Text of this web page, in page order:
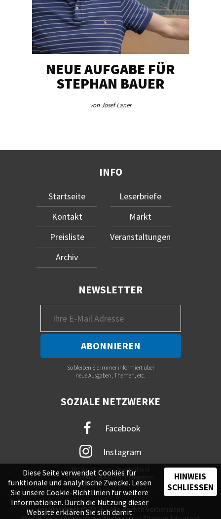
NEUE AUFGABE FÜR
STEPHAN BAUER
von Josef Laner
INFO
Startseite
Kontakt
Preisliste
Archiv
Leserbriefe
Markt
Veranstaltungen
NEWSLETTER
So bleiben Sie immer informiert über
neue Ausgaben, Themen, etc.
SOZIALE NETZWERKE
Facebook
Instagram
Mit immer neuem Newsfeed wird
unsere Online-Community begeistert
der Vinschger © 2026 - Alle Rechte vorbehalten
Diese Seite verwendet Cookies für
funktionale und analytische Zwecke. Lesen
Sie unsere Cookie-Richtlinien für weitere
Informationen. Durch die Nutzung dieser
Website erklären Sie sich damit
HINWEIS
SCHLIESSEN